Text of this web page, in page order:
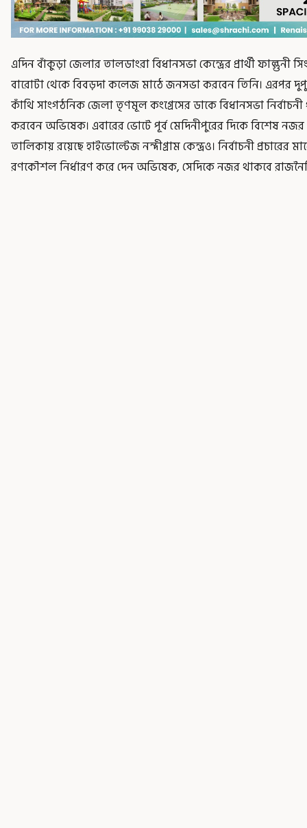
এদিন বাঁকুড়া জেলার তালডাংরা বিধানসভা কেন্দ্রের প্রার্থী ফাল্গুনী
বারোটা থেকে বিবড়দা কলেজ মাঠে জনসভা করবেন তিনি। এরপর
কাঁথি সাংগঠনিক জেলা তৃণমূল কংগ্রেসের ডাকে বিধানসভা
করবেন অভিষেক। এবারের ভোটে পূর্ব মেদিনীপুরের দিকে বিশেষ
তালিকায় রয়েছে হাইভোল্টেজ নন্দীগ্রাম কেন্দ্রও। নির্বাচনী
রণকৌশল নির্ধারণ করে দেন অভিষেক, সেদিকে নজর থাকবে